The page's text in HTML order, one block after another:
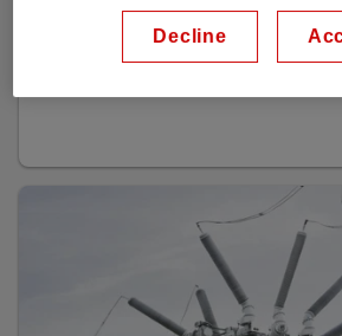
Luftisolierte Schaltanlagen
Decline